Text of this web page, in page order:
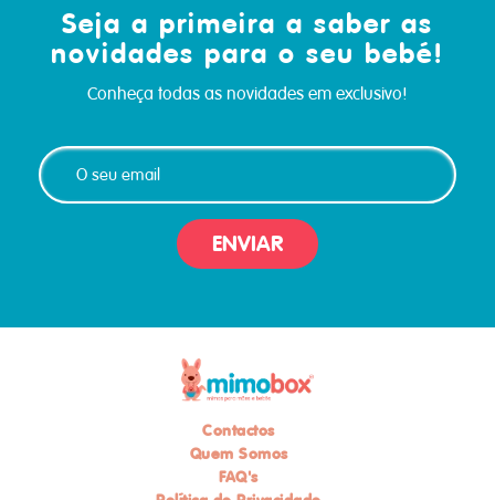
Seja a primeira a saber as
novidades para o seu bebé!
Conheça todas as novidades em exclusivo!
ENVIAR
Contactos
Quem Somos
FAQ's